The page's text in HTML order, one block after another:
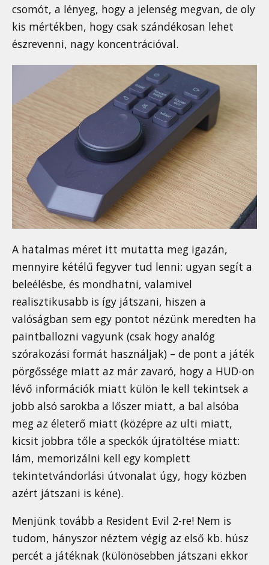
csomót, a lényeg, hogy a jelenség megvan, de oly
kis mértékben, hogy csak szándékosan lehet
észrevenni, nagy koncentrációval.
A hatalmas méret itt mutatta meg igazán,
mennyire kétélű fegyver tud lenni: ugyan segít a
beleélésbe, és mondhatni, valamivel
realisztikusabb is így játszani, hiszen a
valóságban sem egy pontot nézünk meredten ha
paintballozni vagyunk (csak hogy analóg
szórakozási formát használjak) – de pont a játék
pörgőssége miatt az már zavaró, hogy a HUD-on
lévő információk miatt külön le kell tekintsek a
jobb alsó sarokba a lőszer miatt, a bal alsóba
meg az életerő miatt (középre az ulti miatt,
kicsit jobbra tőle a speckók újratöltése miatt:
lám, memorizálni kell egy komplett
tekintetvándorlási útvonalat úgy, hogy közben
azért játszani is kéne).
Menjünk tovább a Resident Evil 2-re! Nem is
tudom, hányszor néztem végig az első kb. húsz
percét a játéknak (különösebben játszani ekkor